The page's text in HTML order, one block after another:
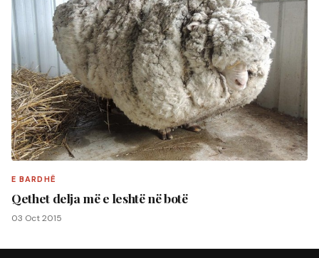
E BARDHË
Qethet delja më e leshtë në botë
03 Oct 2015